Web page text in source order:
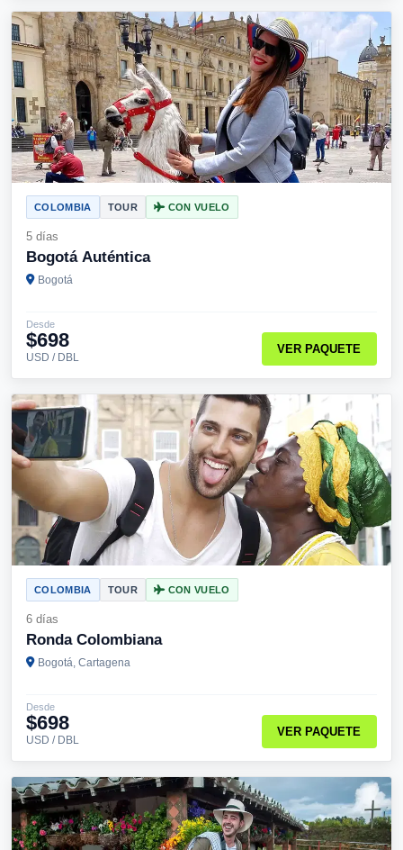
COLOMBIA TOUR CON VUELO
5 días
Bogotá Auténtica
Bogotá
Desde
$698
USD / DBL
VER PAQUETE
COLOMBIA TOUR CON VUELO
6 días
Ronda Colombiana
Bogotá, Cartagena
Desde
$698
USD / DBL
VER PAQUETE